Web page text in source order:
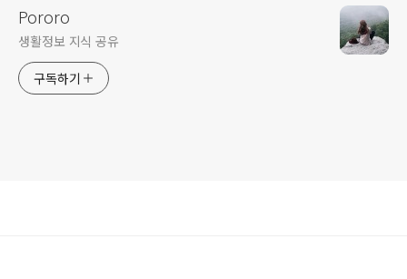
Pororo
생활정보 지식 공유
구독하기